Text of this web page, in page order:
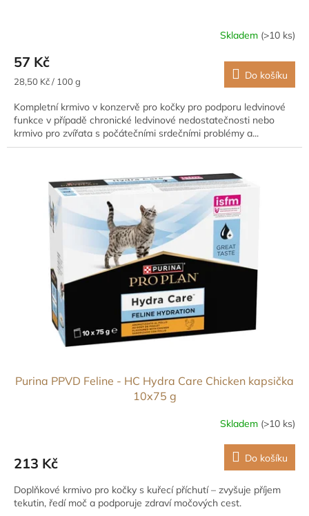
Skladem (>10 ks)
57 Kč
Měrná
28,50 Kč / 100 g Do košíku
Kompletní krmivo v konzervě pro kočky pro podporu ledvinové
funkce v případě chronické ledvinové nedostatečnosti nebo
krmivo pro zvířata s počátečními srdečními problémy a...
Purina PPVD Feline - HC Hydra Care Chicken kapsička
10x75 g
Skladem (>10 ks)
213 Kč Do košíku
Doplňkové krmivo pro kočky s kuřecí příchutí – zvyšuje příjem
tekutin, ředí moč a podporuje zdraví močových cest.